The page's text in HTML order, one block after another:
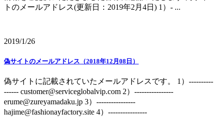
トのメールアドレス(更新日：2019年2月4日) 1）- ...
2019/1/26
偽サイトのメールアドレス（2018年12月08日）
偽サイトに記載されていたメールアドレスです。 1）----------
------ customer@serviceglobalvip.com 2）----------------
erume@zureyamadaku.jp 3）----------------
hajime@fashionayfactory.site 4）----------------